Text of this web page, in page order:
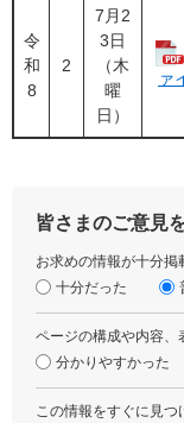
令
和
8
2
7月2
3日
（木
曜
日）
ァ
皆さまのご意見
お求めの情報が十分掲
十分だった
ページの構成や内容、
分かりやすかった
この情報をすぐに見つ